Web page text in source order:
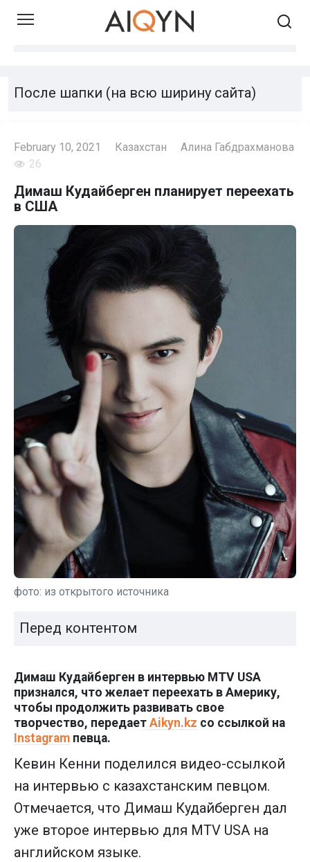
Skip
После шапки (на всю ширину сайта)
February 10, 2021 Казахстан
Алина Габдрахманова
26
Димаш Кудайберген планирует переехать
в США
фото: из открытого источника
Перед контентом
Димаш Кудайберген в интервью MTV USA
признался, что желает переехать в Америку,
чтобы продолжить развивать свое
творчество, передает Aikyn.kz со ссылкой на
Instagram певца.
Кевин Кенни поделился видео-ссылкой
на интервью с казахстанским певцом.
Отмечается, что Димаш Кудайберген дал
уже второе интервью для MTV USA на
английском языке.